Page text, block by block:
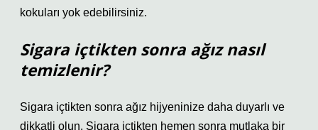
kokuları yok edebilirsiniz.
Sigara içtikten sonra ağız nasıl
temizlenir?
Sigara içtikten sonra ağız hijyeninize daha duyarlı ve
dikkatli olun. Sigara içtikten hemen sonra mutlaka bir